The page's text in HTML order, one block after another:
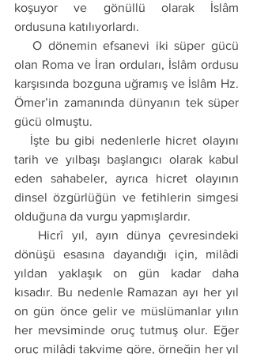
koşuyor ve gönüllü olarak İslâm
ordusuna katılıyorlardı.
olan Roma ve İran orduları, İslâm ordusu
karşısında bozguna uğramış ve İslâm Hz.
Ömer’in zamanında dünyanın tek süper
gücü olmuştu.
tarih ve yılbaşı başlangıcı olarak kabul
eden sahabeler, ayrıca hicret olayının
dinsel özgürlüğün ve fetihlerin simgesi
olduğuna da vurgu yapmışlardır.
dönüşü esasına dayandığı için, milâdi
yıldan yaklaşık on gün kadar daha
kısadır. Bu nedenle Ramazan ayı her yıl
on gün önce gelir ve müslümanlar yılın
her mevsiminde oruç tutmuş olur. Eğer
oruç milâdi takvime göre, örneğin her yıl